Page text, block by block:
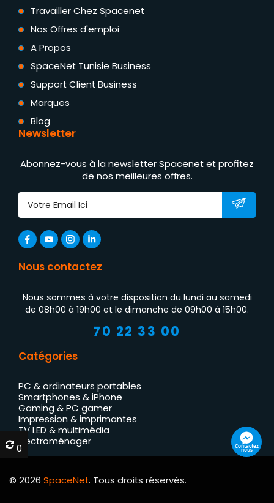
Travailler Chez Spacenet
Nos Offres d'emploi
A Propos
SpaceNet Tunisie Business
Support Client Business
Marques
Blog
Newsletter
Abonnez-vous à la newsletter Spacenet et profitez
de nos meilleures offres.
Nous contactez
Nous sommes à votre disposition du lundi au samedi
de 08h00 à 19h00 et le dimanche de 09h00 à 15h00.
70 22 33 00
Catégories
PC & ordinateurs portables
Smartphones & iPhone
Gaming & PC gamer
Impression & imprimantes
TV LED & multimédia
Électroménager
© 2026 SpaceNet. Tous droits réservés.
Contactez
nous
0
0